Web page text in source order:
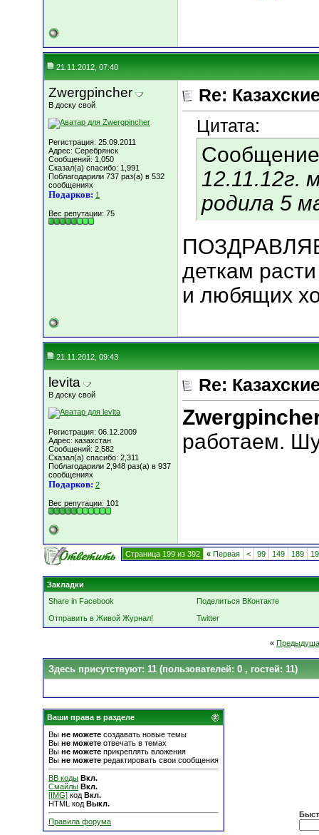
21.11.2012, 07:40
Zwergpincher
В доску свой
Регистрация: 25.09.2011
Адрес: Серебрянск
Сообщений: 1,050
Сказал(а) спасибо: 1,991
Поблагодарили 737 раз(а) в 532
сообщениях
Подарков: 1
Вес репутации: 75
Re:
Цитата:
12.11.12г.
родила 5
деткам
и любящих
21.11.2012, 09:43
levita
В доску свой
Регистрация: 06.12.2009
Адрес: казахстан
Сообщений: 2,582
Сказал(а) спасибо: 2,311
Поблагодарили 2,948 раз(а) в 937
сообщениях
Подарков: 2
Вес репутации: 101
Re:
работаем.
Страница 199 из 392 « Первая < 99 149 189
Закладки
Share in Facebook
Поделиться ВКонтакте
Отправить в Живой Журнал!
Twitter
«
Здесь присутствуют: 11 (пользователей: 0 , гостей: 11)
Ваши права в разделе
Вы не можете создавать новые темы
Вы не можете отвечать в темах
Вы не можете прикреплять вложения
Вы не можете редактировать свои сообщения
BB коды Вкл.
Смайлы Вкл.
[IMG] код Вкл.
HTML код Выкл.
Правила форума